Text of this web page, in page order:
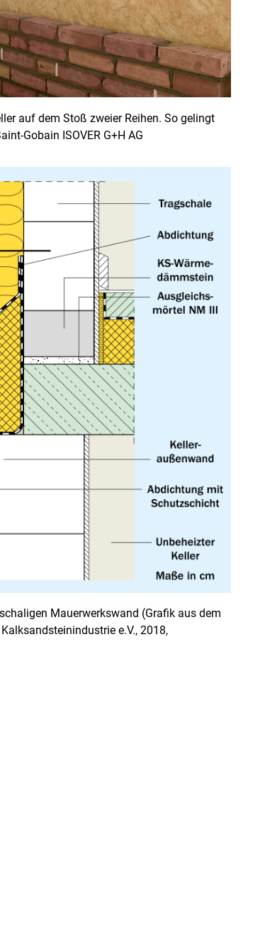
auf dem Stoß zweier Reihen. So gelingt
Gobain ISOVER G+H AG
Mauerwerkswand (Grafik aus dem
e.V., 2018,